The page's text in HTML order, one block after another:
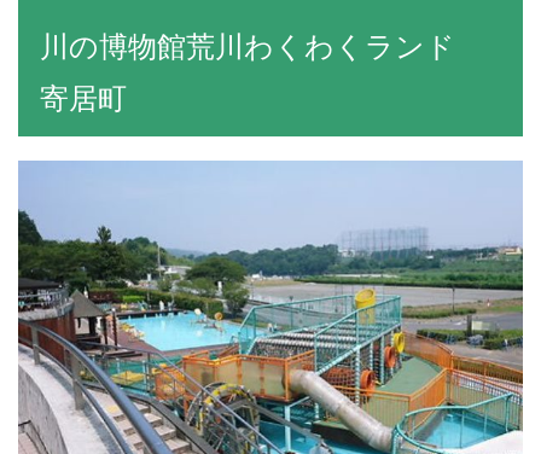
川の博物館荒川わくわくランド
寄居町